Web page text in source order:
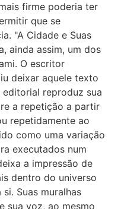
firme poderia ter
que se
"A Cidade e Suas
ainda assim, um dos
O escritor
deixar aquele texto
reproduz sua
a repetição a partir
repetidamente ao
como uma variação
executados num
a impressão de
dentro do universo
Suas muralhas
sua voz, ao mesmo